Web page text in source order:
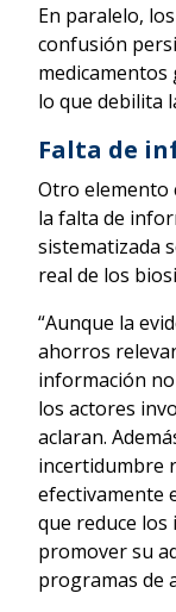
En paralelo,
confusión
lo que debilita
Falta de
Otro elemento
la falta de
sistematizada
real de los
“Aunque la
ahorros
información
los actores
aclaran.
incertidumbre
efectivamente
que reduce
promover su
programas de